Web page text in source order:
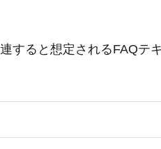
すると想定されるFAQテ